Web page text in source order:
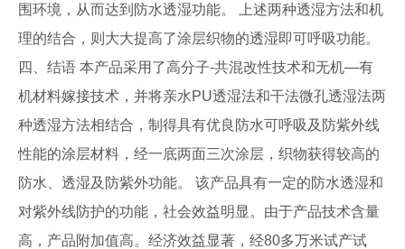
围环境，从而达到防水透湿功能。 上述两种透湿方法和机
理的结合，则大大提高了涂层织物的透湿即可呼吸功能。
四、结语 本产品采用了高分子-共混改性技术和无机—有
机材料嫁接技术，并将亲水PU透湿法和干法微孔透湿法两
种透湿方法相结合，制得具有优良防水可呼吸及防紫外线
性能的涂层材料，经一底两面三次涂层，织物获得较高的
防水、透湿及防紫外功能。 该产品具有一定的防水透湿和
对紫外线防护的功能，社会效益明显。由于产品技术含量
高，产品附加值高。经济效益显著，经80多万米试产试